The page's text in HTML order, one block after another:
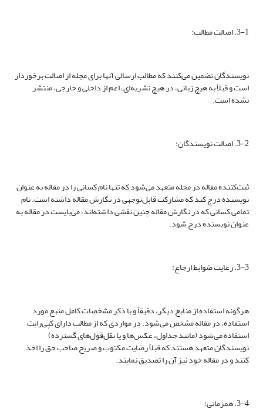
3-1. اصالت مطالب:
نویسندگان تضمین می‌کنند که مطالب ارسالی آنها برای مجله از اصالت برخوردار
است و قبلاً به هیچ زبانی، در هیچ نشریه‌ای، اعم از داخلی و خارجی، منتشر
نشده است.
3-2. اصالت نویسندگان:
ثبت‌کننده مقاله در مجله متعهد می‌شود که تنها نام کسانی را در مقاله به عنوان
نویسنده درج کند که مشارکت قابل‌توجهی در نگارش مقاله داشته ‌است. نام
تمامی کسانی که در نگارش مقاله چنین نقشی داشته‌اند، می‌بایست در مقاله به
عنوان نویسنده درج شود.
3-3. رعایت ضوابط ارجاع:
هرگونه استفاده از منابع دیگر، دقیقاً و با ذکر مشخصات کامل منبع مورد
استفاده، در مقاله مشخص می‌شود. در مواردی که از مطالب دارای کپی‌رایت
استفاده می‌شود (مانند جداول، عکس‌ها و یا نقل‌قول‌های گسترده)
نویسندگان متعهد هستند که قبلاً رضایت مکتوب و صریح صاحب حق را اخذ
کنند و در مقاله خود نیز آن را تصدیق نمایند.
3-4. همزمانی: